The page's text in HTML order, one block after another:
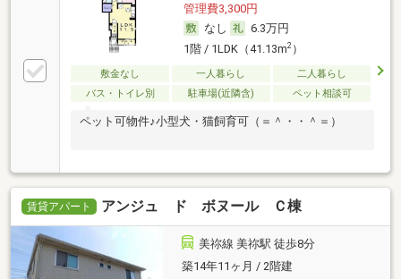
管理費3,300円
なし
6.3万円
1階 / 1LDK（41.13m2）
敷金なし 一人暮らし
二人暮らし
バス・トイレ別
駐車場(近隣含) ペット相談可
ペット可物件♪小型犬・猫飼育可（＝＾・・＾＝）
賃貸アパート アンジュ ド ボヌール Ｃ棟
美祢線 美祢駅 徒歩8分
築14年11ヶ月 / 2階建